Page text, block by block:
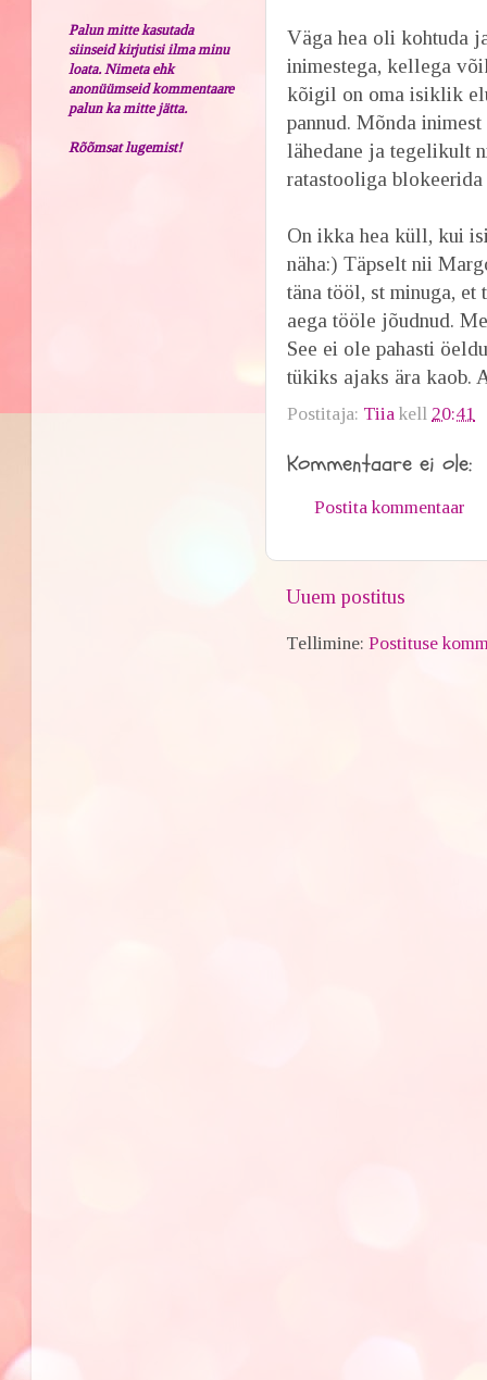
Väga hea oli kohtuda
inimestega, kellega
kõigil on oma isiklik
pannud. Mõnda
lähedane ja tegelikult
ratastooliga
On ikka hea küll, kui
näha:) Täpselt nii
täna tööl, st minuga,
aega tööle jõudnud.
See ei ole pahasti
tükiks ajaks ära kaob.
Postitaja: Tiia kell 20:41
Kommentaare ei ole:
Postita kommentaar
Uuem postitus
Tellimine:Postituse
Palun mitte kasutada
siinseid kirjutisi ilma minu
loata. Nimeta ehk
anonüümseid kommentaare
palun ka mitte jätta.
Rõõmsat lugemist!